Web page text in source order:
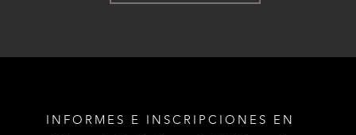
INFORMES E INSCRIPCIONES EN